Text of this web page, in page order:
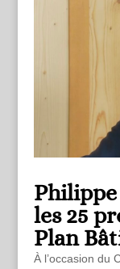
Philippe
les 25
Plan
À l’occasion du